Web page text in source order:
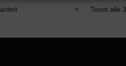
Toont alle